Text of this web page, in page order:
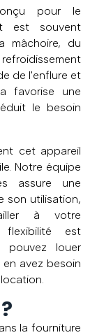
pour le
est souvent
mâchoire, du
de l'enflure et
favorise une
le besoin
cet appareil
Notre équipe
assure une
son utilisation,
à votre
flexibilité est
pouvez louer
avez besoin
la fourniture